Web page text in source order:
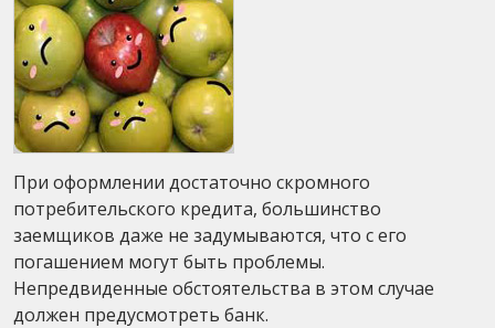
При оформлении достаточно скромного
потребительского кредита, большинство
заемщиков даже не задумываются, что с его
погашением могут быть проблемы.
Непредвиденные обстоятельства в этом случае
должен предусмотреть банк.